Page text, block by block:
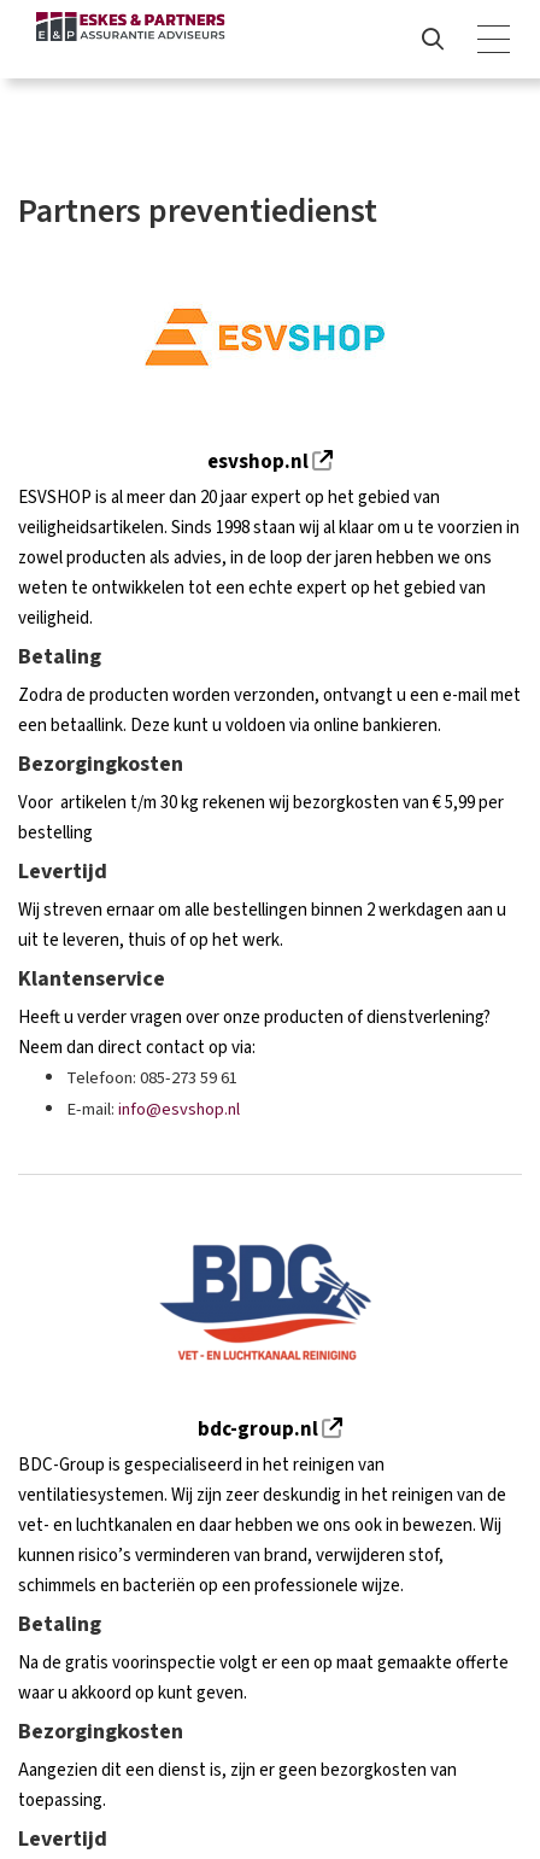
Partners preventiedienst
esvshop.nl
ESVSHOP is al meer dan 20 jaar expert op het gebied van
veiligheidsartikelen. Sinds 1998 staan wij al klaar om u te voorzien in
zowel producten als advies, in de loop der jaren hebben we ons
weten te ontwikkelen tot een echte expert op het gebied van
veiligheid.
Betaling
Zodra de producten worden verzonden, ontvangt u een e-mail met
een betaallink. Deze kunt u voldoen via online bankieren.
Bezorgingkosten
Voor artikelen t/m 30 kg rekenen wij bezorgkosten van € 5,99 per
bestelling
Levertijd
Wij streven ernaar om alle bestellingen binnen 2 werkdagen aan u
uit te leveren, thuis of op het werk.
Klantenservice
Heeft u verder vragen over onze producten of dienstverlening?
Neem dan direct contact op via:
Telefoon: 085-273 59 61
E-mail:info@esvshop.nl
bdc-group.nl
BDC-Group is gespecialiseerd in het reinigen van
ventilatiesystemen. Wij zijn zeer deskundig in het reinigen van de
vet- en luchtkanalen en daar hebben we ons ook in bewezen. Wij
kunnen risico’s verminderen van brand, verwijderen stof,
schimmels en bacteriën op een professionele wijze.
Betaling
Na de gratis voorinspectie volgt er een op maat gemaakte offerte
waar u akkoord op kunt geven.
Bezorgingkosten
Aangezien dit een dienst is, zijn er geen bezorgkosten van
toepassing.
Levertijd